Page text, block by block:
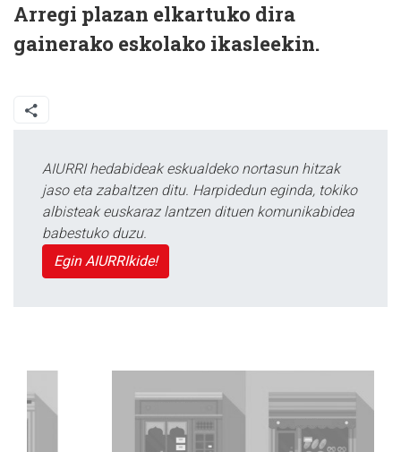
Arregi plazan elkartuko dira
gainerako eskolako ikasleekin.
AIURRI hedabideak eskualdeko nortasun hitzak
jaso eta zabaltzen ditu. Harpidedun eginda, tokiko
albisteak euskaraz lantzen dituen komunikabidea
babestuko duzu.
Egin AIURRIkide!